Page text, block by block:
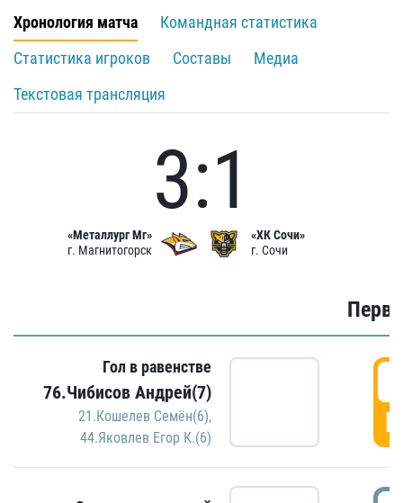
Хронология матча
Командная статистика
Статистика игроков
Составы
Медиа
Текстовая трансляция
«Металлург Мг»
г. Магнитогорск
3:1
«ХК Сочи»
г. Сочи
Гол в равенстве
76.Чибисов Андрей(7)
21.Кошелев Семён(6),
44.Яковлев Егор К.(6)